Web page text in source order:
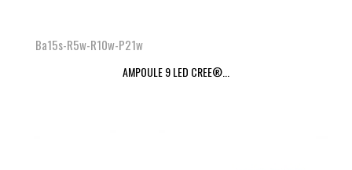
Ba15s-R5w-R10w-P21w
AMPOULE 9 LED CREE®...